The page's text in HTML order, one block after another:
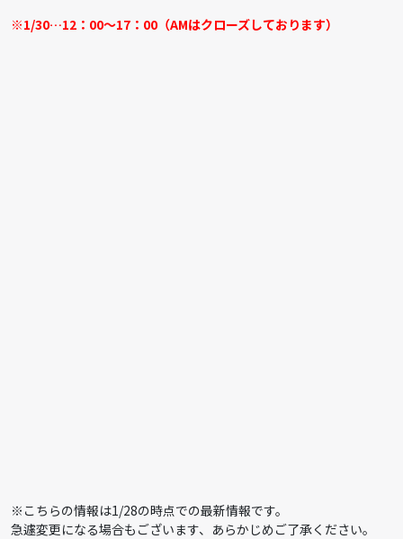
※1/30…12：00～17：00（AMはクローズしております）
※こちらの情報は1/28の時点での最新情報です。
急遽変更になる場合もございます、あらかじめご了承ください。